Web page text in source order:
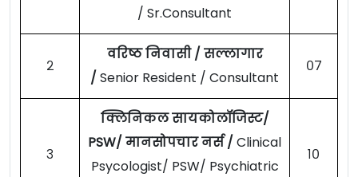
/ Sr.Consultant
२
वरिष्ठ निवासी / सल्लागार
/ Senior Resident / Consultant
०७
३
क्लिनिकल सायकोलॉजिस्ट/
PSW/ मानसोपचार नर्स / Clinical
Psycologist/ PSW/ Psychiatric
१०